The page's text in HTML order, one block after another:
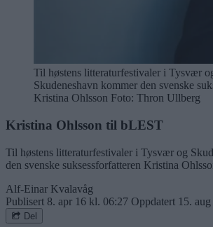
Til høstens litteraturfestivaler i Tysvær
Skudeneshavn kommer den svenske
Kristina Ohlsson Foto: Thron Ullberg
Kristina Ohlsson til bLEST
Til høstens litteraturfestivaler i Tysvær og
den svenske suksessforfatteren Kristina
Alf-Einar Kvalavåg
Publisert 8. apr 16 kl. 06:27 Oppdatert 15.
Del